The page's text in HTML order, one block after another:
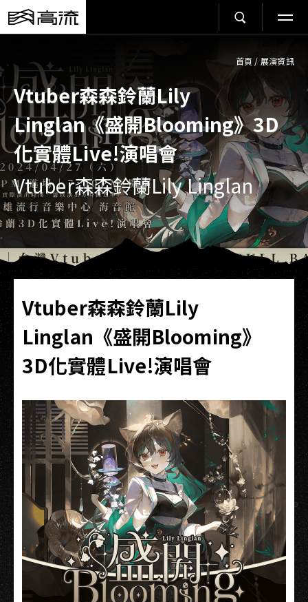
首頁 / 展演資訊
Vtuber森森鈴蘭Lily
Linglan《盛開Blooming》3D
化實體Live!演唱會
Vtuber森森鈴蘭Lily Linglan
Vtuber森森鈴蘭Lily
Linglan《盛開Blooming》
3D化實體Live!演唱會